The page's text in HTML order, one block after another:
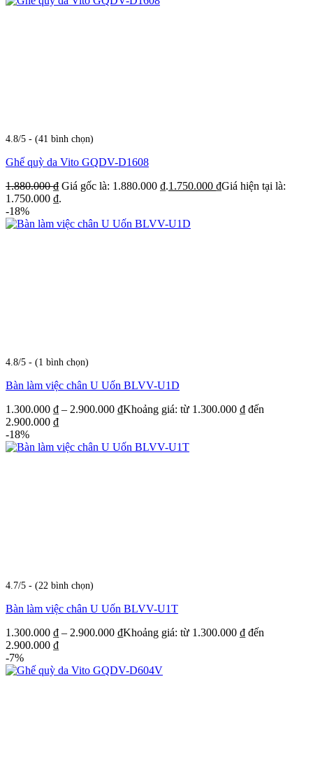
4.8/5 - (41 bình chọn)
Ghế quỳ da Vito GQDV-D1608
1.880.000₫ Giá gốc là: 1.880.000 ₫.1.750.000 ₫Giá hiện tại là:
1.750.000 ₫.
-18%
4.8/5 - (1 bình chọn)
Bàn làm việc chân U Uốn BLVV-U1D
1.300.000 ₫ – 2.900.000 ₫Khoảng giá: từ 1.300.000 ₫ đến
2.900.000 ₫
-18%
4.7/5 - (22 bình chọn)
Bàn làm việc chân U Uốn BLVV-U1T
1.300.000 ₫ – 2.900.000 ₫Khoảng giá: từ 1.300.000 ₫ đến
2.900.000 ₫
-7%